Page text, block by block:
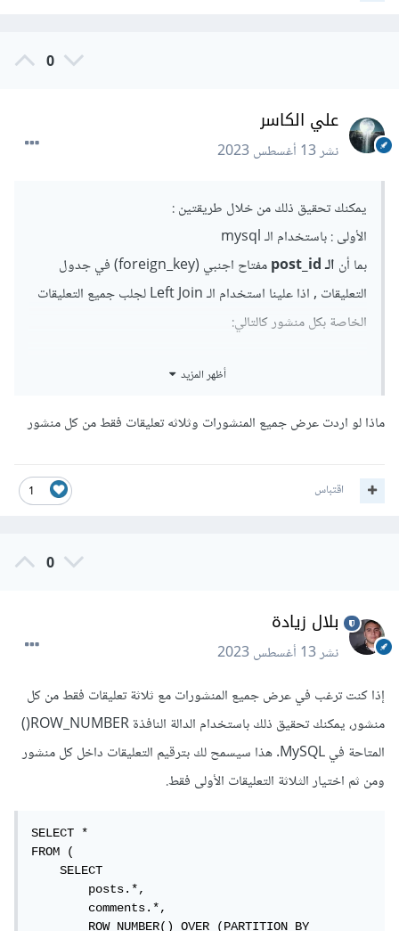
0
علي الكاسر
نشر13 أغسطس 2023
يمكنك تحقيق ذلك من خلال طريقتين
الأولى : باستخدام الـmysql
بما أن الـ post_id
مفتاح اجنبي (foreign_key) في جدول
التعليقات , اذا علينا استخدام الـ Left Join لجلب جميع التعليقات
الخاصة بكل منشور كالتالي:
FROM posts
أظهر المزيد
ماذا لو اردت عرض جميع المنشورات وثلاثه تعليقات فقط من كل منشور
1 اقتباس
0
بلال زيادة
نشر13 أغسطس 2023
إذا كنت ترغب في عرض جميع المنشورات مع ثلاثة تعليقات فقط من كل
منشور، يمكنك تحقيق ذلك باستخدام الدالة النافذة ROW_NUMBER()
المتاحة في MySQL. هذا سيسمح لك بترقيم التعليقات داخل كل منشور
ومن ثم اختيار الثلاثة التعليقات الأولى فقط.
SELECT *
FROM (
    SELECT
        posts.*,
        comments.*,
        ROW_NUMBER() OVER (PARTITION BY